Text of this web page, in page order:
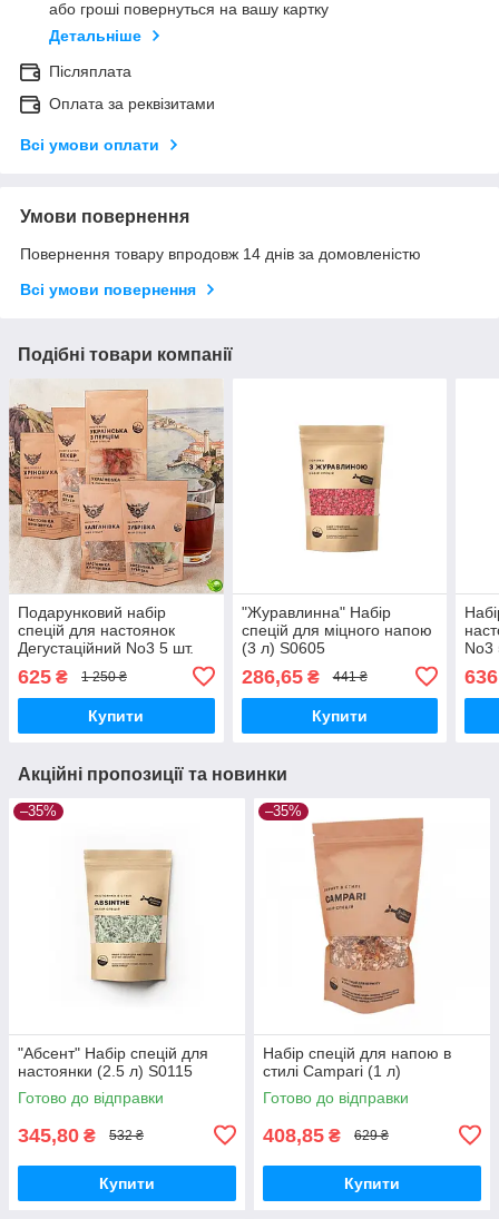
або гроші повернуться на вашу картку
Детальніше
Післяплата
Оплата за реквізитами
Всі умови оплати
Умови повернення
Повернення товару впродовж 14 днів за домовленістю
Всі умови повернення
Подібні товари компанії
Подарунковий набір
спецій для настоянок
Дегустаційний No3 5 шт.
на 15 л для ароматизації
міцних напоїв
625 ₴ 1 250 ₴
Купити
"Журавлинна" Набір
спецій для міцного напою
(3 л) S0605
286,65₴ 441 ₴
Купити
No3
Акційні пропозиції та новинки
–35%
"Абсент" Набір спецій для
настоянки (2.5 л) S0115
Готово до відправки
345,80 ₴ 532 ₴
Купити
–35%
Набір спецій для напою в
стилі Campari (1 л)
Готово до відправки
408,85 ₴ 629 ₴
Купити